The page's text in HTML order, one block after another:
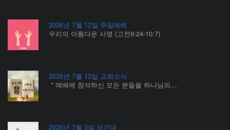
2026년 7월 12일 주일예배
우리의 아름다운 사명 (고전9:24-10:7)
2026년 7월 12일 교회소식
* 예배에 참석하신 모든 분들을 하나님의…
2026년 7월 5일 성가대